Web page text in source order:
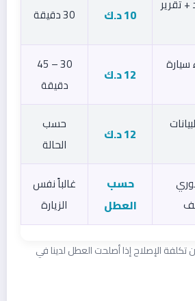
تقرير
10 د.ك 30 دقيقة
12 د.ك
30 – 45
دقيقة
12 د.ك
حسب
الحالة
حسب
العطل
غالباً نفس
الزيارة
الإصلاح إذا أصلحت العطل لدينا في